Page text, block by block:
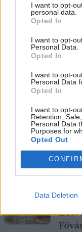
I want to opt-
personal data.
Opted In
I want to opt-
Personal Data.
Opted In
I want to opt-
Personal Data
Opted In
I want to opt-
Retention,
Personal Data
Purposes for
Opted Out
Data Deletion
A vitorlavirág ideális